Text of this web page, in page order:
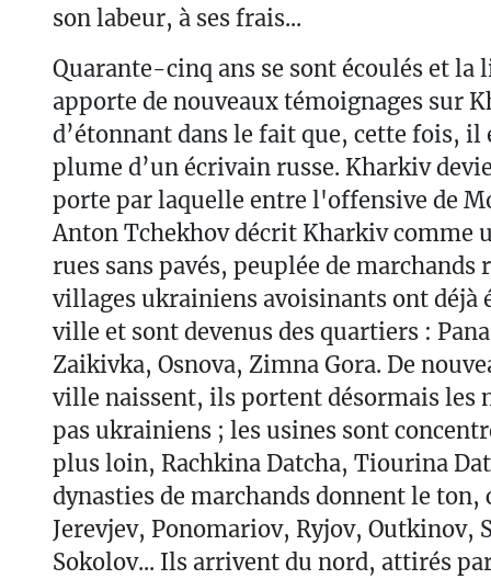
son labeur, à ses frais...
Quarante-cinq ans se sont écoulés et la
apporte de nouveaux témoignages sur
d’étonnant dans le fait que, cette fois, il
plume d’un écrivain russe. Kharkiv
porte par laquelle entre l'offensive de
Anton Tchekhov décrit Kharkiv comme
rues sans pavés, peuplée de marchands
villages ukrainiens avoisinants ont déjà
ville et sont devenus des quartiers :
Zaikivka, Osnova, Zimna Gora. De
ville naissent, ils portent désormais les
pas ukrainiens ; les usines sont
plus loin, Rachkina Datcha, Tiourina
dynasties de marchands donnent le ton,
Jerevjev, Ponomariov, Ryjov, Outkinov,
Sokolov... Ils arrivent du nord, attirés